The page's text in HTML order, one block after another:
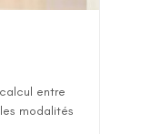
entre
modalités